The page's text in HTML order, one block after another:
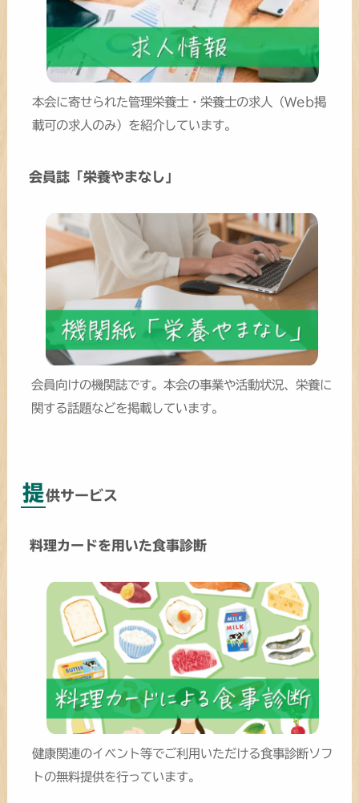
本会に寄せられた管理栄養士・栄養士の求人（Web掲
載可の求人のみ）を紹介しています。
会員誌「栄養やまなし」
会員向けの機関誌です。本会の事業や活動状況、栄養に
関する話題などを掲載しています。
提供サービス
料理カードを用いた食事診断
健康関連のイベント等でご利用いただける食事診断ソフ
トの無料提供を行っています。